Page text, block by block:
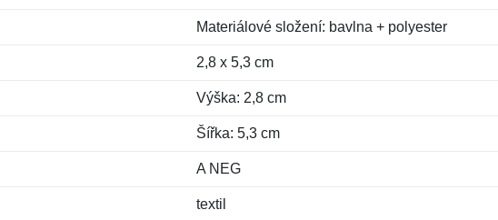
Materiálové složení: bavlna + polyester
2,8 x 5,3 cm
Výška: 2,8 cm
Šířka: 5,3 cm
A NEG
textil